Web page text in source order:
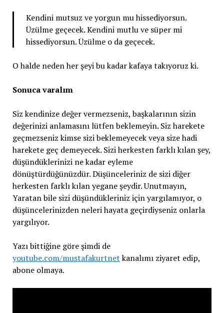
Kendini mutsuz ve yorgun mu hissediyorsun.
Üzülme geçecek. Kendini mutlu ve süper mi
hissediyorsun. Üzülme o da geçecek.
O halde neden her şeyi bu kadar kafaya takıyoruz ki.
Sonuca varalım
Siz kendinize değer vermezseniz, başkalarının sizin
değerinizi anlamasını lütfen beklemeyin. Siz harekete
geçmezseniz kimse sizi beklemeyecek veya size hadi
harekete geç demeyecek. Sizi herkesten farklı kılan şey,
düşündüklerinizi ne kadar eyleme
dönüştürdüğünüzdür. Düşünceleriniz de sizi diğer
herkesten farklı kılan yegane şeydir. Unutmayın,
Yaratan bile sizi düşündükleriniz için yargılamıyor, o
düşüncelerinizden neleri hayata geçirdiyseniz onlarla
yargılıyor.
Yazı bittiğine göre şimdi de
youtube.com/mustafakurtnetkanalımı ziyaret edip,
abone olmaya.